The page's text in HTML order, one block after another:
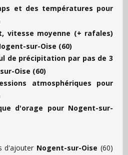
et des températures pour
vitesse moyenne (+ rafales)
sur-Oise (60)
de précipitation par pas de 3
Oise (60)
atmosphériques pour
d'orage pour Nogent-sur-
d'ajouter Nogent-sur-Oise (60)